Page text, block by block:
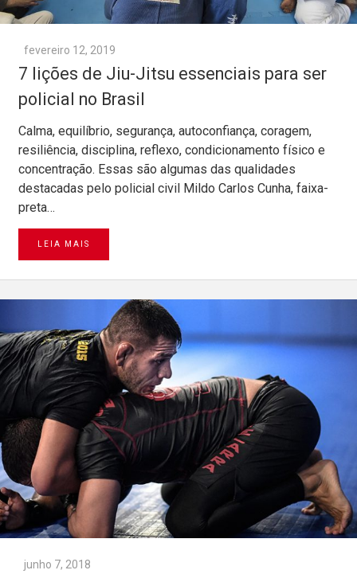
fevereiro 12, 2019
7 lições de Jiu-Jitsu essenciais para ser
policial no Brasil
Calma, equilíbrio, segurança, autoconfiança, coragem,
resiliência, disciplina, reflexo, condicionamento físico e
concentração. Essas são algumas das qualidades
destacadas pelo policial civil Mildo Carlos Cunha, faixa-
preta…
LEIA MAIS
junho 7, 2018